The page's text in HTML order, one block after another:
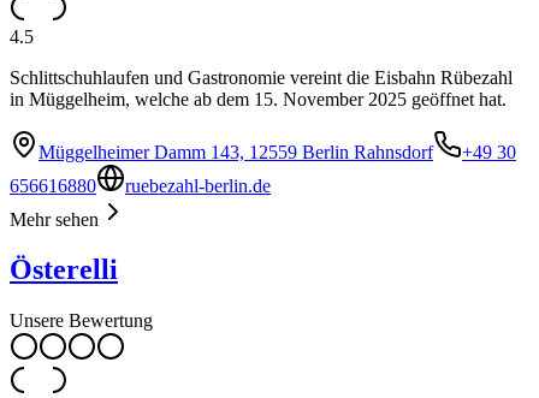
4.5
Schlittschuhlaufen und Gastronomie vereint die Eisbahn Rübezahl
in Müggelheim, welche ab dem 15. November 2025 geöffnet hat.
Müggelheimer Damm 143, 12559 Berlin Rahnsdorf
+49 30
656616880
ruebezahl-berlin.de
Mehr sehen
Österelli
Unsere Bewertung